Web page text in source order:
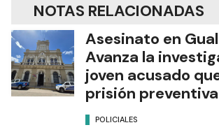
NOTAS RELACIONADAS
Asesinato en
Avanza la
joven acusado
prisión preventiva
POLICIALES